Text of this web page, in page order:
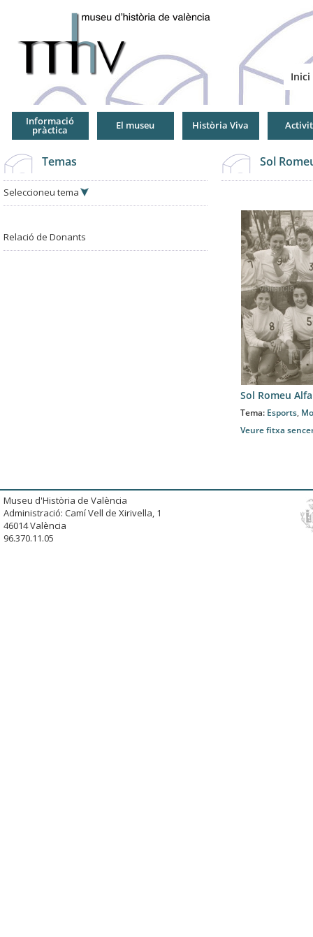
Inici
Informació
pràctica El museu Història Viva
Temas
Seleccioneu tema
Relació de Donants
Sol
Sol Romeu
Tema: Esports,
Veure fitxa
Museu d'Història de València
Administració: Camí Vell de Xirivella, 1
46014 València
96.370.11.05